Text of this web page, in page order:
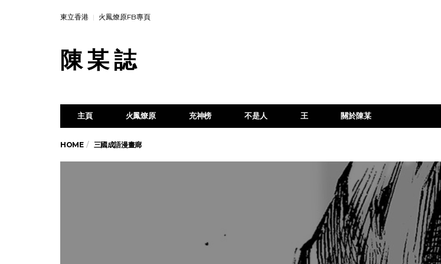
東立香港 火鳳燎原FB專頁
陳 某 誌
主頁 火鳳燎原 充神榜 不是人 王 關於陳某
HOME 三國成語漫畫廊